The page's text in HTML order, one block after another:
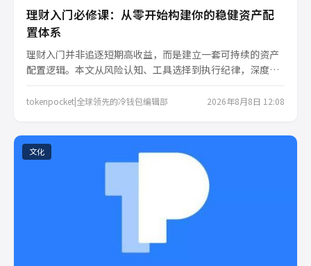
理财入门必修课：从零开始构建你的稳健资产配
置体系
理财入门并非追逐短期高收益，而是建立一套可持续的资产
配置逻辑。本文从风险认知、工具选择到执行纪律，深度拆
步增值。
tokenpocket|全球领先的冷钱包编辑部 2026年8月8日 12:08
文化